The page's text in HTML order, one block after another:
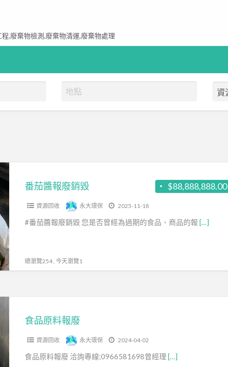
,廢棄物檢測,廢棄物清運,廢棄物處理
$88,888,888.00
番茄醬報廢銷毀
資源回收 永大環保 2025-11-18
#番茄醬報廢銷毀 您是否曾經為過期的食品、商品的報 […]
總瀏覽254 , 今天瀏覽1
食品原料報廢
資源回收 永大環保 2024-04-02
食品原料報廢 洽詢專線;0966581698曾經理 […]